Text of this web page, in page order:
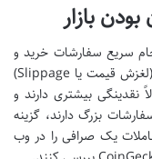
بازار
سریع سفارشات خرید و
فروش بدون ایجاد تغییرات قابل توجه در قیمت (لغزش قیمت یا Slippage)
نقدینگی بیشتری دارند و
بزرگ دارند، گزینه
یک صرافی را در وب